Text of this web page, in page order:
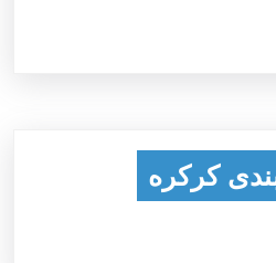
کرکره